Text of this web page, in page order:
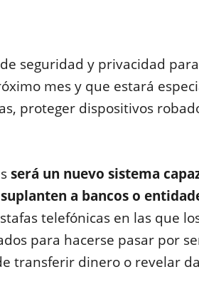
seguridad y privacidad para
mes y que estará
proteger dispositivos
será un nuevo sistema
a bancos o
telefónicas en las que
para hacerse pasar por
transferir dinero o revelar